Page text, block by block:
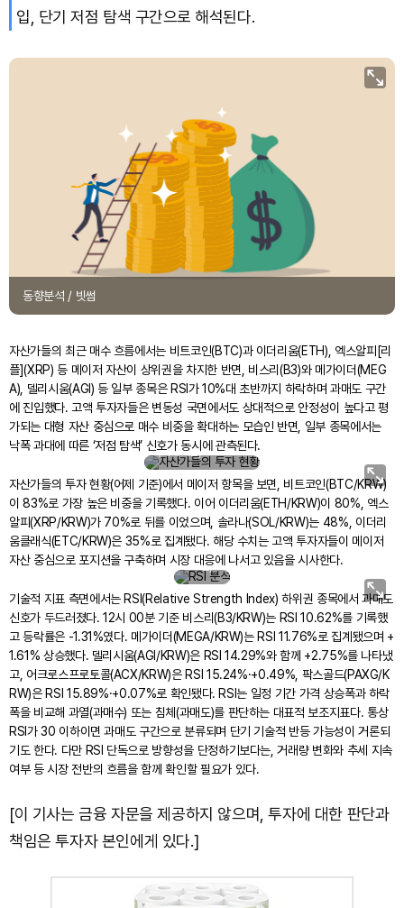
입, 단기 저점 탐색 구간으로 해석된다.
동향분석 / 빗썸
자산가들의 최근 매수 흐름에서는 비트코인(BTC)과 이더리움(ETH), 엑스알피[리
플](XRP) 등 메이저 자산이 상위권을 차지한 반면, 비스리(B3)와 메가이더(MEG
A), 델리시움(AGI) 등 일부 종목은 RSI가 10%대 초반까지 하락하며 과매도 구간
에 진입했다. 고액 투자자들은 변동성 국면에서도 상대적으로 안정성이 높다고 평
가되는 대형 자산 중심으로 매수 비중을 확대하는 모습인 반면, 일부 종목에서는
낙폭 과대에 따른 ‘저점 탐색’ 신호가 동시에 관측된다.
자산가들의 투자 현황
(어제 기준)
자산가들의 투자 현황(어제 기준)에서 메이저 항목을 보면, 비트코인(BTC/KRW)
이 83%로 가장 높은 비중을 기록했다. 이어 이더리움(ETH/KRW)이 80%, 엑스
알피(XRP/KRW)가 70%로 뒤를 이었으며, 솔라나(SOL/KRW)는 48%, 이더리
움클래식(ETC/KRW)은 35%로 집계됐다. 해당 수치는 고액 투자자들이 메이저
자산 중심으로 포지션을 구축하며 시장 대응에 나서고 있음을 시사한다.
지금이
저점일
까? RSI
하위권
(12시
00분)
기술적 지표 측면에서는 RSI(Relative Strength Index) 하위권 종목에서 과매도
신호가 두드러졌다. 12시 00분 기준 비스리(B3/KRW)는 RSI 10.62%를 기록했
고 등락률은 -1.31%였다. 메가이더(MEGA/KRW)는 RSI 11.76%로 집계됐으며 +
1.61% 상승했다. 델리시움(AGI/KRW)은 RSI 14.29%와 함께 +2.75%를 나타냈
고, 어크로스프로토콜(ACX/KRW)은 RSI 15.24%·+0.49%, 팍스골드(PAXG/K
RW)은 RSI 15.89%·+0.07%로 확인됐다. RSI는 일정 기간 가격 상승폭과 하락
폭을 비교해 과열(과매수) 또는 침체(과매도)를 판단하는 대표적 보조지표다. 통상
RSI가 30 이하이면 과매도 구간으로 분류되며 단기 기술적 반등 가능성이 거론되
기도 한다. 다만 RSI 단독으로 방향성을 단정하기보다는, 거래량 변화와 추세 지속
여부 등 시장 전반의 흐름을 함께 확인할 필요가 있다.
[이 기사는 금융 자문을 제공하지 않으며, 투자에 대한 판단과
책임은 투자자 본인에게 있다.]